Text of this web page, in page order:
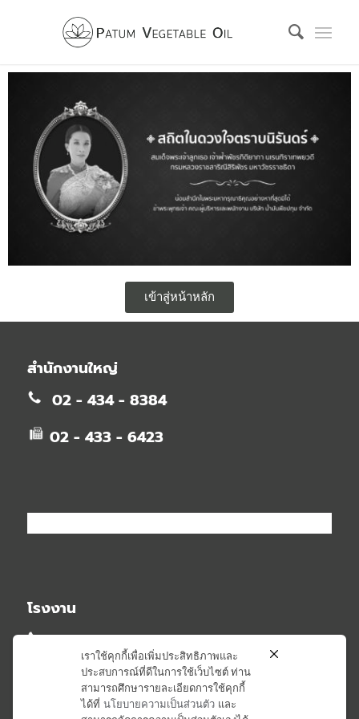
เข้าสู่หน้าหลัก
สำนักงานใหญ่
02 - 434 - 8384
02 - 433 - 6423
โรงงาน
02 - 581 - 2348
02 - 581 - 6407
เราใช้คุกกี้เพื่อเพิ่มประสิทธิภาพและ
ประสบการณ์ที่ดีในการใช้เว็บไซต์ ท่าน
สามารถศึกษารายละเอียดการใช้คุกกี้
ได้ที่ นโยบายความเป็นส่วนตัว และ